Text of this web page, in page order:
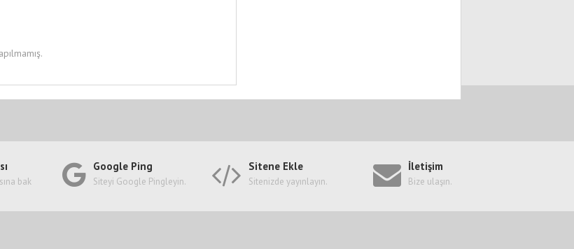
bak
Google Ping
Siteyi Google Pingleyin.
Sitene Ekle
Sitenizde yayınlayın.
İletişim
Bize ulaşın.